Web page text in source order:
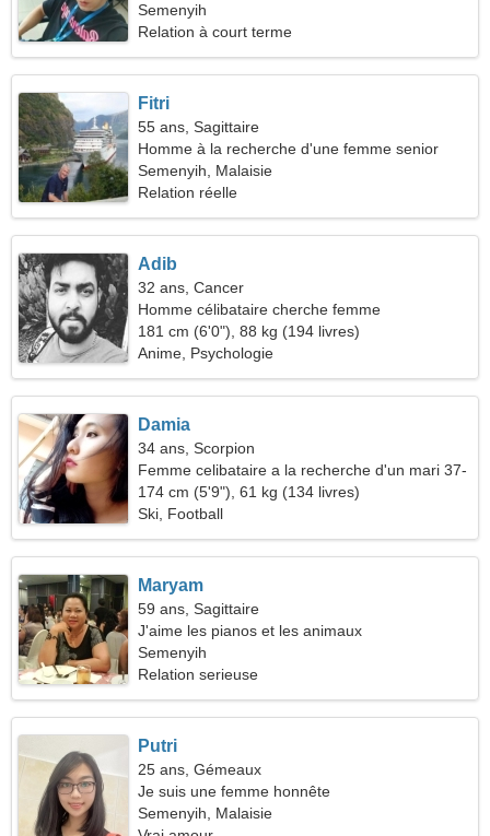
femme
Semenyih
Relation à court terme
Fitri
55 ans, Sagittaire
Homme à la recherche d'une femme senior
Semenyih, Malaisie
Relation réelle
Adib
32 ans, Cancer
Homme célibataire cherche femme
181 cm (6'0"), 88 kg (194 livres)
Anime, Psychologie
Damia
34 ans, Scorpion
Femme celibataire a la recherche d'un mari 37-
43
174 cm (5'9"), 61 kg (134 livres)
Ski, Football
Maryam
59 ans, Sagittaire
J'aime les pianos et les animaux
Semenyih
Relation serieuse
Putri
25 ans, Gémeaux
Je suis une femme honnête
Semenyih, Malaisie